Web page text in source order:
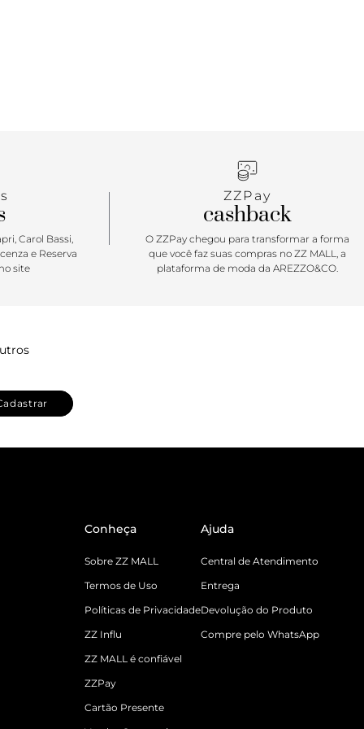
Carol Bassi,
e Reserva
site
ZZPay
cashback
O ZZPay chegou para transformar a forma
que você faz suas compras no ZZ MALL, a
plataforma de moda da AREZZO&CO.
Conheça
Sobre ZZ MALL
Termos de Uso
Políticas de Privacidade
ZZ Influ
ZZ MALL é confiável
ZZPay
Cartão Presente
Ajuda
Central de Atendimento
Entrega
Devolução do Produto
Compre pelo WhatsApp